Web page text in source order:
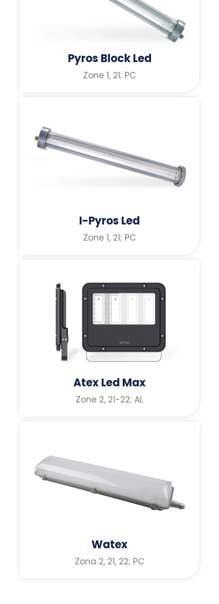
Pyros Block Led
Zone 1, 21; PC
I-Pyros Led
Zone 1, 21; PC
Atex Led Max
Zone 2, 21-22; AL
Watex
Zona 2, 21, 22; PC